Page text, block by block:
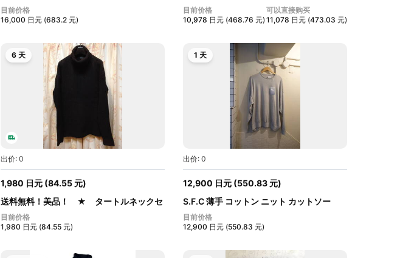
エ...
目前价格
16,000 日元 (683.2 元)
ー...
目前价格
10,978 日元 (468.76 元)
可以直接购买
11,078 日元 (473.03 元)
6 天
出价: 0
1,980 日元 (84.55 元)
送料無料！美品！ ★ タートルネックセ
ー...
目前价格
1,980 日元 (84.55 元)
1 天
出价: 0
12,900 日元 (550.83 元)
S.F.C 薄手 コットン ニット カットソー
サ...
目前价格
12,900 日元 (550.83 元)